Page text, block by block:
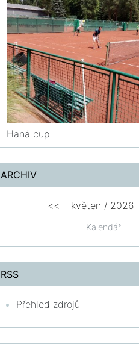
Haná cup
ARCHIV
Kalendář
<< květen / 2026
RSS
Přehled zdrojů